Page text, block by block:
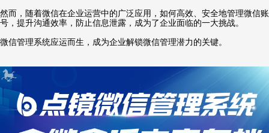
然而，随着微信在企业运营中的广泛应用，如何高效、安全地管理微信账
号，提升沟通效率，防止信息泄露，成为了企业面临的一大挑战。
微信管理系统应运而生，成为企业解锁微信管理潜力的关键。